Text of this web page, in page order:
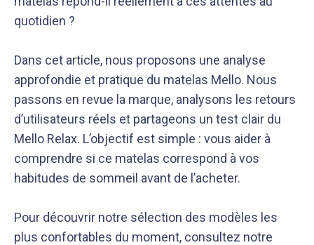
quotidien ?
Dans cet article, nous proposons une analyse
approfondie et pratique du matelas Mello. Nous
passons en revue la marque, analysons les retours
d’utilisateurs réels et partageons un test clair du
Mello Relax. L’objectif est simple : vous aider à
comprendre si ce matelas correspond à vos
habitudes de sommeil avant de l’acheter.
Pour découvrir notre sélection des modèles les
plus confortables du moment, consultez notre